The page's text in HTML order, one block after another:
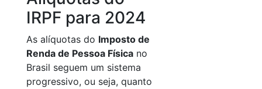
IRPF para 2024
As alíquotas do Imposto de
Renda de Pessoa Física no
Brasil seguem um sistema
progressivo, ou seja, quanto